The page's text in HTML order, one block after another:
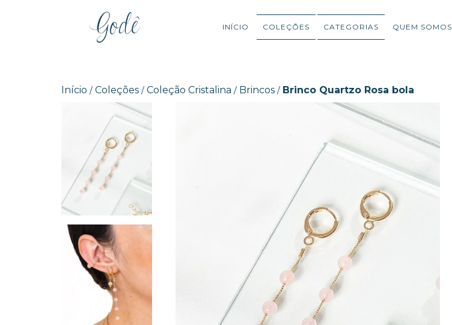
INÍCIO COLEÇÕES CATEGORIAS QUEM SOMOS
Início / Coleções / Coleção Cristalina / Brincos / Brinco Quartzo Rosa bola